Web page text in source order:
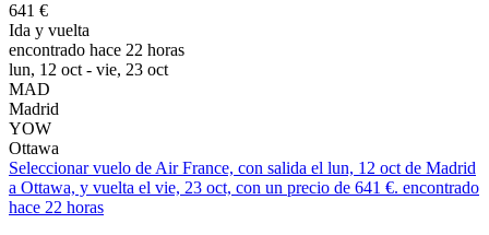
641 €
Ida y vuelta
encontrado hace 22 horas
lun, 12 oct - vie, 23 oct
MAD
Madrid
YOW
Ottawa
Seleccionar vuelo de Air France, con salida el lun, 12 oct de Madrid
a Ottawa, y vuelta el vie, 23 oct, con un precio de 641 €. encontrado
hace 22 horas